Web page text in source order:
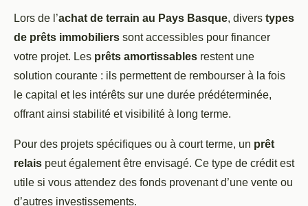
Lors de l’achat de terrain au Pays Basque, divers types
de prêts immobiliers sont accessibles pour financer
votre projet. Les prêts amortissables restent une
solution courante : ils permettent de rembourser à la fois
le capital et les intérêts sur une durée prédéterminée,
offrant ainsi stabilité et visibilité à long terme.
Pour des projets spécifiques ou à court terme, un prêt
relais peut également être envisagé. Ce type de crédit est
utile si vous attendez des fonds provenant d’une vente ou
d’autres investissements.